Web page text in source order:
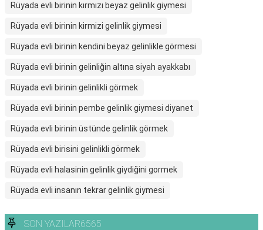
Rüyada evli birinin kırmızı beyaz gelinlik giymesi
Rüyada evli birinin kirmizi gelinlik giymesi
Rüyada evli birinin kendini beyaz gelinlikle görmesi
Rüyada evli birinin gelinliğin altına siyah ayakkabı
Rüyada evli birinin gelinlikli görmek
Rüyada evli birinin pembe gelinlik giymesi diyanet
Rüyada evli birinin üstünde gelinlik görmek
Rüyada evli birisini gelinlikli görmek
Rüyada evli halasinin gelinlik giydiğini gormek
Rüyada evli insanın tekrar gelinlik giymesi
SON YAZILAR6565